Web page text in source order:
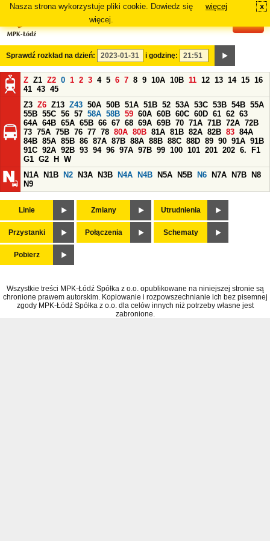
Nasza strona wykorzystuje pliki cookie. Dowiedz się
więcej.
więcej x
Sprawdź rozkład na dzień: i godzinę:
Z Z1 Z2 0 1 2 3 4 5 6 7 8 9 10A 10B 11 12 13 14 15 16
41 43 45
Z3 Z6 Z13 Z43 50A 50B 51A 51B 52 53A 53C 53B 54B 55A
55B 55C 56 57 58A 58B 59 60A 60B 60C 60D 61 62 63
64A 64B 65A 65B 66 67 68 69A 69B 70 71A 71B 72A 72B
73 75A 75B 76 77 78 80A 80B 81A 81B 82A 82B 83 84A
84B 85A 85B 86 87A 87B 88A 88B 88C 88D 89 90 91A 91B
91C 92A 92B 93 94 96 97A 97B 99 100 101 201 202 6.
F1
G1 G2 H
W
N1A
N1B N2 N3A N3B N4A N4B N5A N5B N6 N7A N7B
N8
N9
Linie Zmiany Utrudnienia
Przystanki Połączenia Schematy
Pobierz
Wszystkie treści MPK-Łódź Spółka z o.o. opublikowane na niniejszej stronie są
chronione prawem autorskim. Kopiowanie i rozpowszechnianie ich bez pisemnej
zgody MPK-Łódź Spółka z o.o. dla celów innych niż potrzeby własne jest
zabronione.